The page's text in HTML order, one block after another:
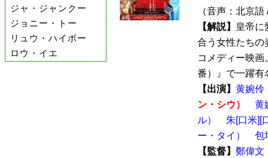
ジャ・ジャンクー
ジョニー・トー
リュウ・ハイボー
ロウ・イエ
（音声：北京
【解説】 皇帝に
合う女性たちの
コメディー映
番）』で一躍有
【出演】 黄婉伶
ン・シウ）
黄
ル）
朱[口米][
ー・タイ）
包
【監督】 鄭偉文